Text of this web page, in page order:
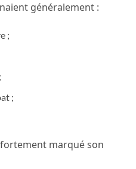
généralement :
;
;
marqué son